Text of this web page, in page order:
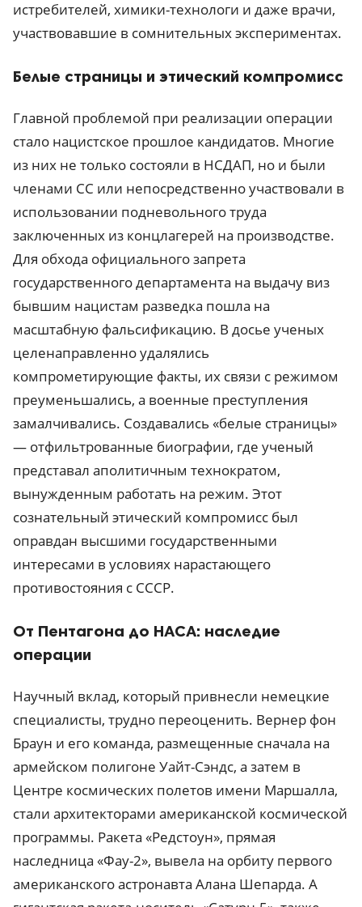
истребителей, химики-технологи и даже врачи,
участвовавшие в сомнительных экспериментах.
Белые страницы и этический компромисс
Главной проблемой при реализации операции
стало нацистское прошлое кандидатов. Многие
из них не только состояли в НСДАП, но и были
членами СС или непосредственно участвовали в
использовании подневольного труда
заключенных из концлагерей на производстве.
Для обхода официального запрета
государственного департамента на выдачу виз
бывшим нацистам разведка пошла на
масштабную фальсификацию. В досье ученых
целенаправленно удалялись
компрометирующие факты, их связи с режимом
преуменьшались, а военные преступления
замалчивались. Создавались «белые страницы»
— отфильтрованные биографии, где ученый
представал аполитичным технократом,
вынужденным работать на режим. Этот
сознательный этический компромисс был
оправдан высшими государственными
интересами в условиях нарастающего
противостояния с СССР.
От Пентагона до НАСА: наследие
операции
Научный вклад, который привнесли немецкие
специалисты, трудно переоценить. Вернер фон
Браун и его команда, размещенные сначала на
армейском полигоне Уайт-Сэндс, а затем в
Центре космических полетов имени Маршалла,
стали архитекторами американской космической
программы. Ракета «Редстоун», прямая
наследница «Фау-2», вывела на орбиту первого
американского астронавта Алана Шепарда. А